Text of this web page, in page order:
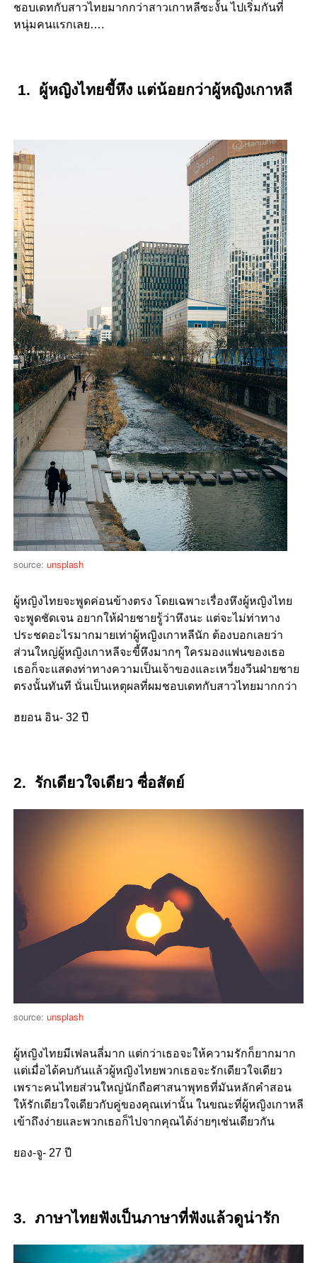
ชอบเดทกับสาวไทยมากกว่าสาวเกาหลีซะงั้น ไปเริ่มกันที่
หนุ่มคนแรกเลย….
1. ผู้หญิงไทยขี้หึง แต่น้อยกว่าผู้หญิงเกาหลี
source: unsplash
ผู้หญิงไทยจะพูดค่อนข้างตรง โดยเฉพาะเรื่องหึงผู้หญิงไทย
จะพูดชัดเจน อยากให้ฝ่ายชายรู้ว่าหึงนะ แต่จะไม่ท่าทาง
ประชดอะไรมากมายเท่าผู้หญิงเกาหลีนัก ต้องบอกเลยว่า
ส่วนใหญ่ผู้หญิงเกาหลีจะขี้หึงมากๆ ใครมองแฟนของเธอ
เธอก็จะแสดงท่าทางความเป็นเจ้าของและเหวี่ยงวีนฝ่ายชาย
ตรงนั้นทันที นั่นเป็นเหตุผลที่ผมชอบเดทกับสาวไทยมากกว่า
ฮยอน อิน- 32 ปี
2. รักเดียวใจเดียว ซื่อสัตย์
source: unsplash
ผู้หญิงไทยมีเฟลนลี่มาก แต่กว่าเธอจะให้ความรักก็ยากมาก
แต่เมื่อได้คบกันแล้วผู้หญิงไทยพวกเธอจะรักเดียวใจเดียว
เพราะคนไทยส่วนใหญ่นักถือศาสนาพุทธที่มันหลักคำสอน
ให้รักเดียวใจเดียวกับคู่ของคุณเท่านั้น ในขณะที่ผู้หญิงเกาหลี
เข้าถึงง่ายและพวกเธอก็ไปจากคุณได้ง่ายๆเช่นเดียวกัน
ยอง-จู- 27 ปี
3. ภาษาไทยฟังเป็นภาษาที่ฟังแล้วดูน่ารัก